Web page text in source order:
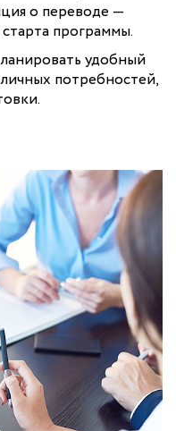
о переводе —
программы.
удобный
потребностей,